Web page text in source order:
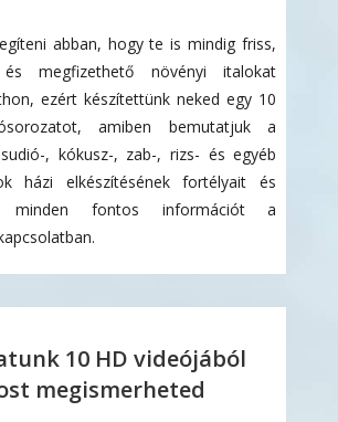
abban, hogy te is mindig friss,
és megfizethető növényi italokat
ezért készítettünk neked egy 10
amiben bemutatjuk a
, kókusz-, zab-, rizs- és egyéb
házi elkészítésének fortélyait és
minden fontos információt a
10 HD videójából
megismerheted